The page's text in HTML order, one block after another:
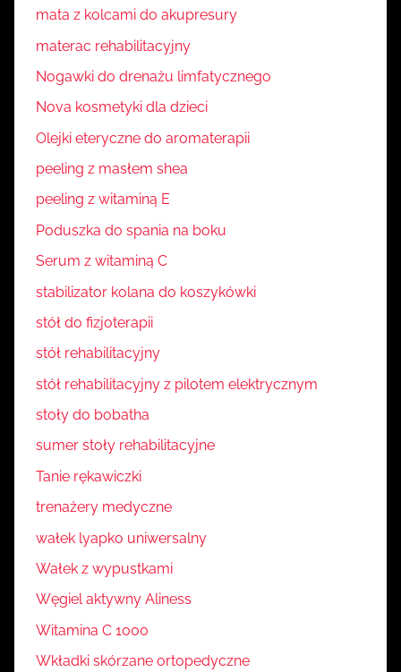
mata z kolcami do akupresury
materac rehabilitacyjny
Nogawki do drenażu limfatycznego
Nova kosmetyki dla dzieci
Olejki eteryczne do aromaterapii
peeling z masłem shea
peeling z witaminą E
Poduszka do spania na boku
Serum z witaminą C
stabilizator kolana do koszykówki
stół do fizjoterapii
stół rehabilitacyjny
stół rehabilitacyjny z pilotem elektrycznym
stoły do bobatha
sumer stoły rehabilitacyjne
Tanie rękawiczki
trenażery medyczne
wałek lyapko uniwersalny
Wałek z wypustkami
Węgiel aktywny Aliness
Witamina C 1000
Wkładki skórzane ortopedyczne